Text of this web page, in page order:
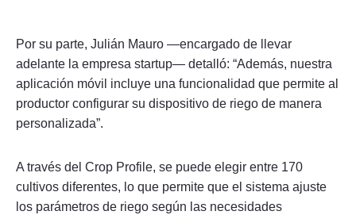
Por su parte, Julián Mauro —encargado de llevar
adelante la empresa startup— detalló: “Además, nuestra
aplicación móvil incluye una funcionalidad que permite al
productor configurar su dispositivo de riego de manera
personalizada”.
A través del Crop Profile, se puede elegir entre 170
cultivos diferentes, lo que permite que el sistema ajuste
los parámetros de riego según las necesidades